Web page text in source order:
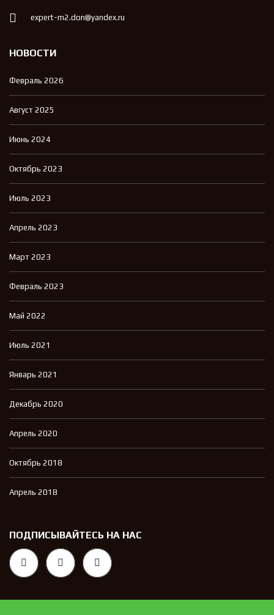
expert-m2.don@yandex.ru
НОВОСТИ
Февраль 2026
Август 2025
Июнь 2024
Октябрь 2023
Июль 2023
Апрель 2023
Март 2023
Февраль 2023
Май 2022
Июль 2021
Январь 2021
Декабрь 2020
Апрель 2020
Октябрь 2018
Апрель 2018
ПОДПИСЫВАЙТЕСЬ НА НАС